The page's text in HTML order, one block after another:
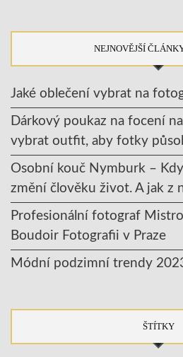
NEJNOVĚJŠÍ
Jaké oblečení vybrat na
Dárkový poukaz na focení
vybrat outfit, aby fotky
Osobní kouč Nymburk –
změní člověku život. A jak z
Profesionální fotograf
Boudoir Fotografii v Praze
Módní podzimní trendy
ŠTÍTKY